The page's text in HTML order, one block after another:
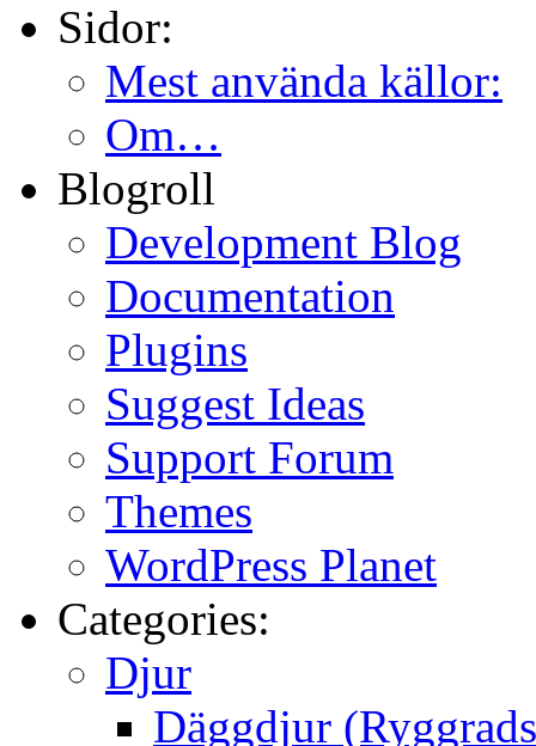
Sidor:
Mest använda källor:
Om…
Blogroll
Development Blog
Documentation
Plugins
Suggest Ideas
Support Forum
Themes
WordPress Planet
Categories:
Djur
Däggdjur